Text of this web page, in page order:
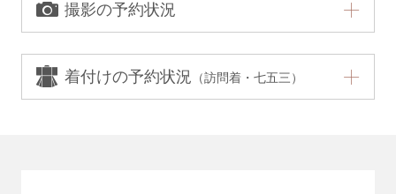
撮影の予約状況
着付けの予約状況 （訪問着・七五三）